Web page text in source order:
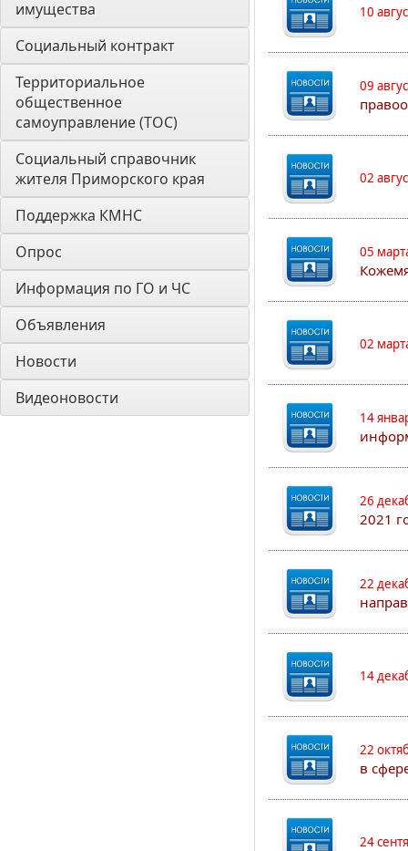
имущества
Социальный контракт
Территориальное
общественное
самоуправление (ТОС)
Социальный справочник
жителя Приморского края
Поддержка КМНС
Опрос
Информация по ГО и ЧС
Объявления
Новости
Видеоновости
10
09
02
05
02
14
26
2021
22
14
22
в
24